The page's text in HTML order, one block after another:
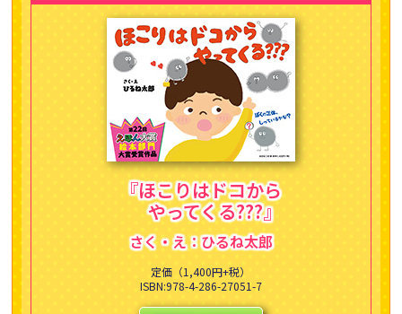
『ほこりはドコから
やってくる???』
さく・え：ひるね太郎
定価（1,400円+税）
ISBN:978-4-286-27051-7